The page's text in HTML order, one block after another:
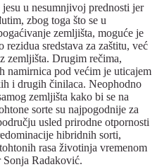
u nesumnjivoj prednosti jer
zbog toga što se u
zemljišta, moguće je
rezidua sredstava za zaštitu, već
zemljišta. Drugim rečima,
namirnica pod većim je uticajem
i drugih činilaca. Neophodno
zemljišta kako bi se na
sorte su najpogodnije za
usled prirodne otpornosti
hibridnih sorti,
rasa životinja vremenom
Radaković.